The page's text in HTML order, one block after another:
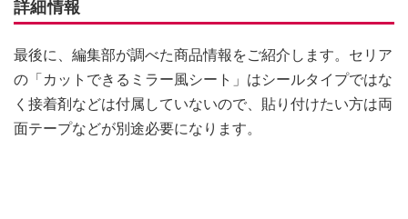
詳細情報
最後に、編集部が調べた商品情報をご紹介します。セリア
の「カットできるミラー風シート」はシールタイプではな
く接着剤などは付属していないので、貼り付けたい方は両
面テープなどが別途必要になります。